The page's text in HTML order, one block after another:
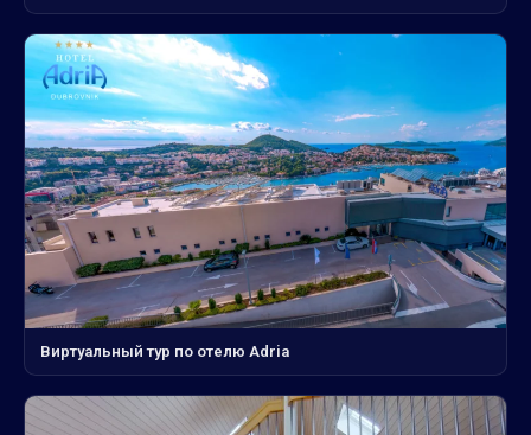
Виртуальный тур по отелю Adria